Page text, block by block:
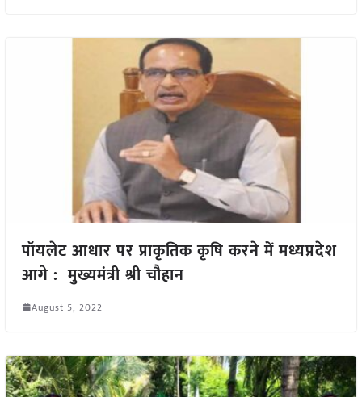
पॉयलेट आधार पर प्राकृतिक कृषि करने में मध्यप्रदेश
आगे : मुख्यमंत्री श्री चौहान
August 5, 2022